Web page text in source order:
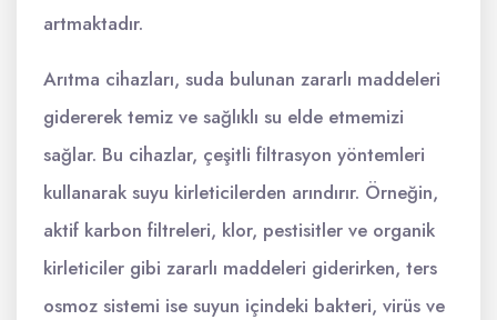
artmaktadır.
Arıtma cihazları, suda bulunan zararlı maddeleri
gidererek temiz ve sağlıklı su elde etmemizi
sağlar. Bu cihazlar, çeşitli filtrasyon yöntemleri
kullanarak suyu kirleticilerden arındırır. Örneğin,
aktif karbon filtreleri, klor, pestisitler ve organik
kirleticiler gibi zararlı maddeleri giderirken, ters
osmoz sistemi ise suyun içindeki bakteri, virüs ve